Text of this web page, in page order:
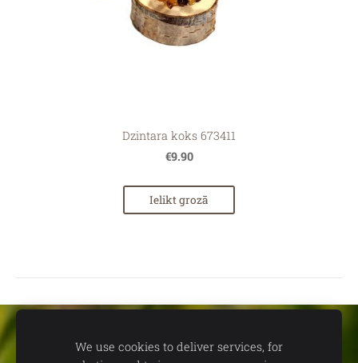
Dzintara koks 673411
€9.90
Ielikt grozā
We use cookies to deliver services, for